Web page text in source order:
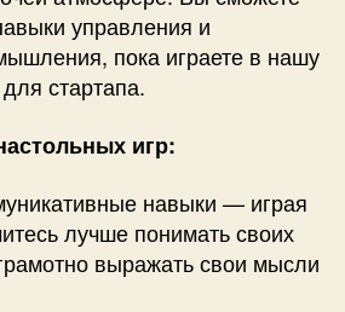
управления и
пока играете в нашу
стартапа.
игр:
навыки — играя
лучше понимать своих
выражать свои мысли